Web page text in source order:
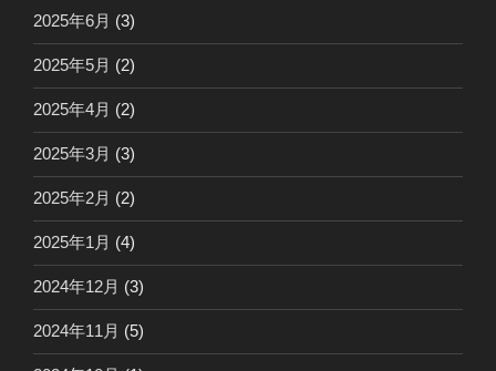
2025年6月 (3)
2025年5月 (2)
2025年4月 (2)
2025年3月 (3)
2025年2月 (2)
2025年1月 (4)
2024年12月 (3)
2024年11月 (5)